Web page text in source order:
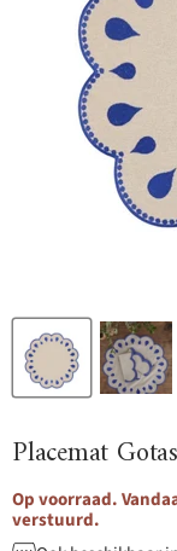
Placemat
Op voorraad.
verstuurd.